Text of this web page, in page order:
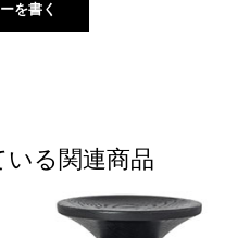
いる関連商品